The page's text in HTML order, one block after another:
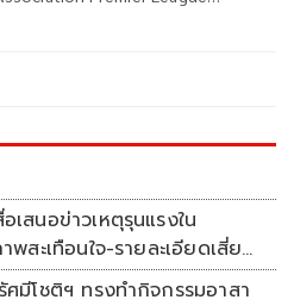
เสนอข่าวเหตุรุนแรงใน
พสะเทือนใจ-รายละเอียดเสี่ยง
ศมีโชติฯ ทรงทำกิจกรรมอาสา